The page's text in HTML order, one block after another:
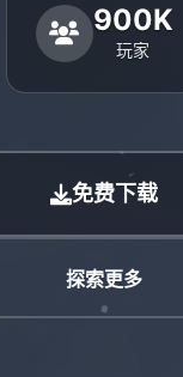
900K
玩家
免费下载
探索更多